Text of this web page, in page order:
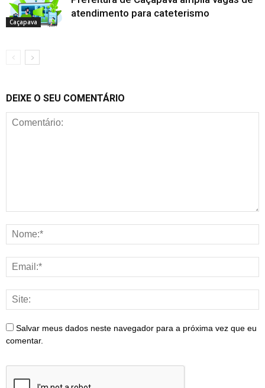
Caçapava
atendimento para cateterismo
DEIXE O SEU COMENTÁRIO
Salvar meus dados neste navegador para a próxima vez que eu
comentar.